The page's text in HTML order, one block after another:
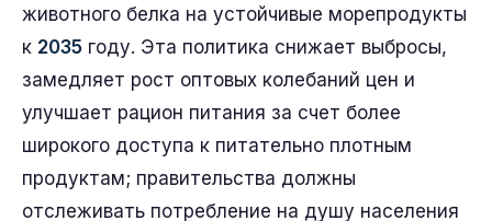
животного белка на устойчивые морепродукты
к 2035 году. Эта политика снижает выбросы,
замедляет рост оптовых колебаний цен и
улучшает рацион питания за счет более
широкого доступа к питательно плотным
продуктам; правительства должны
отслеживать потребление на душу населения